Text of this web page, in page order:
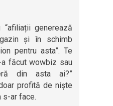
generează
și în schimb
pentru asta”. Te
făcut wowbiz sau
din asta ai?”
profită de niște
s-ar face.